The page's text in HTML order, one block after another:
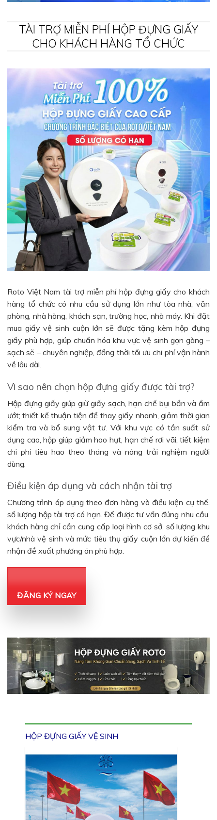
TÀI TRỢ MIỄN PHÍ HỘP ĐỰNG GIẤY
CHO KHÁCH HÀNG TỔ CHỨC
Roto Việt Nam tài trợ miễn phí hộp đựng giấy cho khách
hàng tổ chức có nhu cầu sử dụng lớn như tòa nhà, văn
phòng, nhà hàng, khách sạn, trường học, nhà máy. Khi đặt
mua giấy vệ sinh cuộn lớn sẽ được tặng kèm hộp đựng
giấy phù hợp, giúp chuẩn hóa khu vực vệ sinh gọn gàng –
sạch sẽ – chuyên nghiệp, đồng thời tối ưu chi phí vận hành
về lâu dài.
Vì sao nên chọn hộp đựng giấy được tài trợ?
Hộp đựng giấy giúp giữ giấy sạch, hạn chế bụi bẩn và ẩm
ướt; thiết kế thuận tiện để thay giấy nhanh, giảm thời gian
kiểm tra và bổ sung vật tư. Với khu vực có tần suất sử
dụng cao, hộp giúp giảm hao hụt, hạn chế rơi vãi, tiết kiệm
chi phí tiêu hao theo tháng và nâng trải nghiệm người
dùng.
Điều kiện áp dụng và cách nhận tài trợ
Chương trình áp dụng theo đơn hàng và điều kiện cụ thể,
số lượng hộp tài trợ có hạn. Để được tư vấn đúng nhu cầu,
khách hàng chỉ cần cung cấp loại hình cơ sở, số lượng khu
vực/nhà vệ sinh và mức tiêu thụ giấy cuộn lớn dự kiến để
nhận đề xuất phương án phù hợp.
ĐĂNG KÝ NGAY
HỘP ĐỰNG GIẤY VỆ SINH